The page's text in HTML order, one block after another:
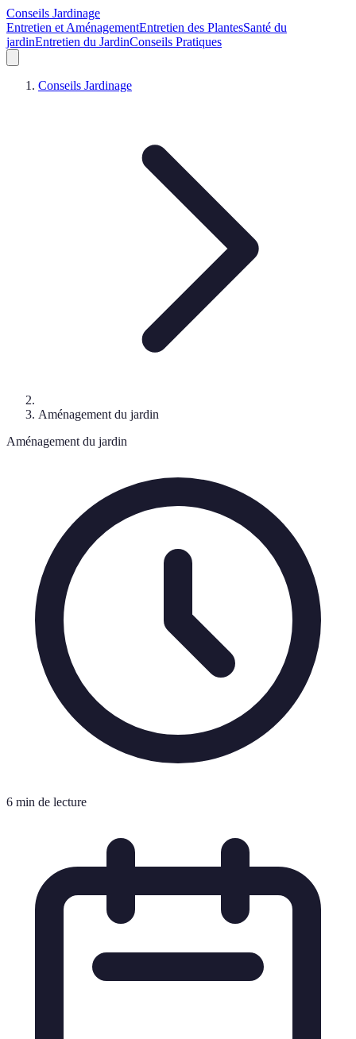
Conseils Jardinage
Entretien et AménagementEntretien des PlantesSanté du
jardinEntretien du JardinConseils Pratiques
Conseils Jardinage
Aménagement du jardin
Aménagement du jardin
6 min de lecture